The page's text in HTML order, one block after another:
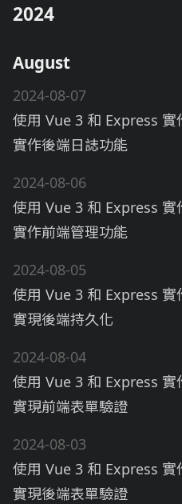
2024
August
2024-08-07
使用 Vue 3 和 Express 實
實作後端日誌功能
2024-08-06
使用 Vue 3 和 Express 實
實作前端管理功能
2024-08-05
使用 Vue 3 和 Express 實
實現後端持久化
2024-08-04
使用 Vue 3 和 Express 實
實現前端表單驗證
2024-08-03
使用 Vue 3 和 Express 實
實現後端表單驗證